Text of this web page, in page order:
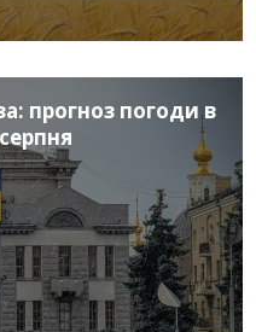
прогноз погоди в